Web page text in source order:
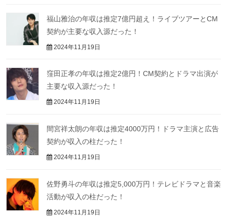
福山雅治の年収は推定7億円超え！ライブツアーとCM
契約が主要な収入源だった！
2024年11月19日
窪田正孝の年収は推定2億円！CM契約とドラマ出演が
主要な収入源だった！
2024年11月19日
間宮祥太朗の年収は推定4000万円！ドラマ主演と広告
契約が収入の柱だった！
2024年11月19日
佐野勇斗の年収は推定5,000万円！テレビドラマと音楽
活動が収入の柱だった！
2024年11月19日